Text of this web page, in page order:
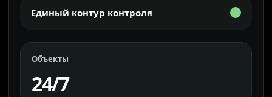
Единый контур контроля
Объекты
24/7